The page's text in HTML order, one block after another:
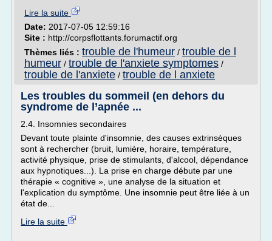
Lire la suite
Date: 2017-07-05 12:59:16
Site : http://corpsflottants.forumactif.org
Thèmes liés : trouble de l'humeur / trouble de l
humeur / trouble de l'anxiete symptomes /
trouble de l'anxiete / trouble de l anxiete
Les troubles du sommeil (en dehors du
syndrome de l’apnée ...
2.4. Insomnies secondaires
Devant toute plainte d'insomnie, des causes extrinsèques
sont à rechercher (bruit, lumière, horaire, température,
activité physique, prise de stimulants, d'alcool, dépendance
aux hypnotiques...). La prise en charge débute par une
thérapie « cognitive », une analyse de la situation et
l'explication du symptôme. Une insomnie peut être liée à un
état de...
Lire la suite